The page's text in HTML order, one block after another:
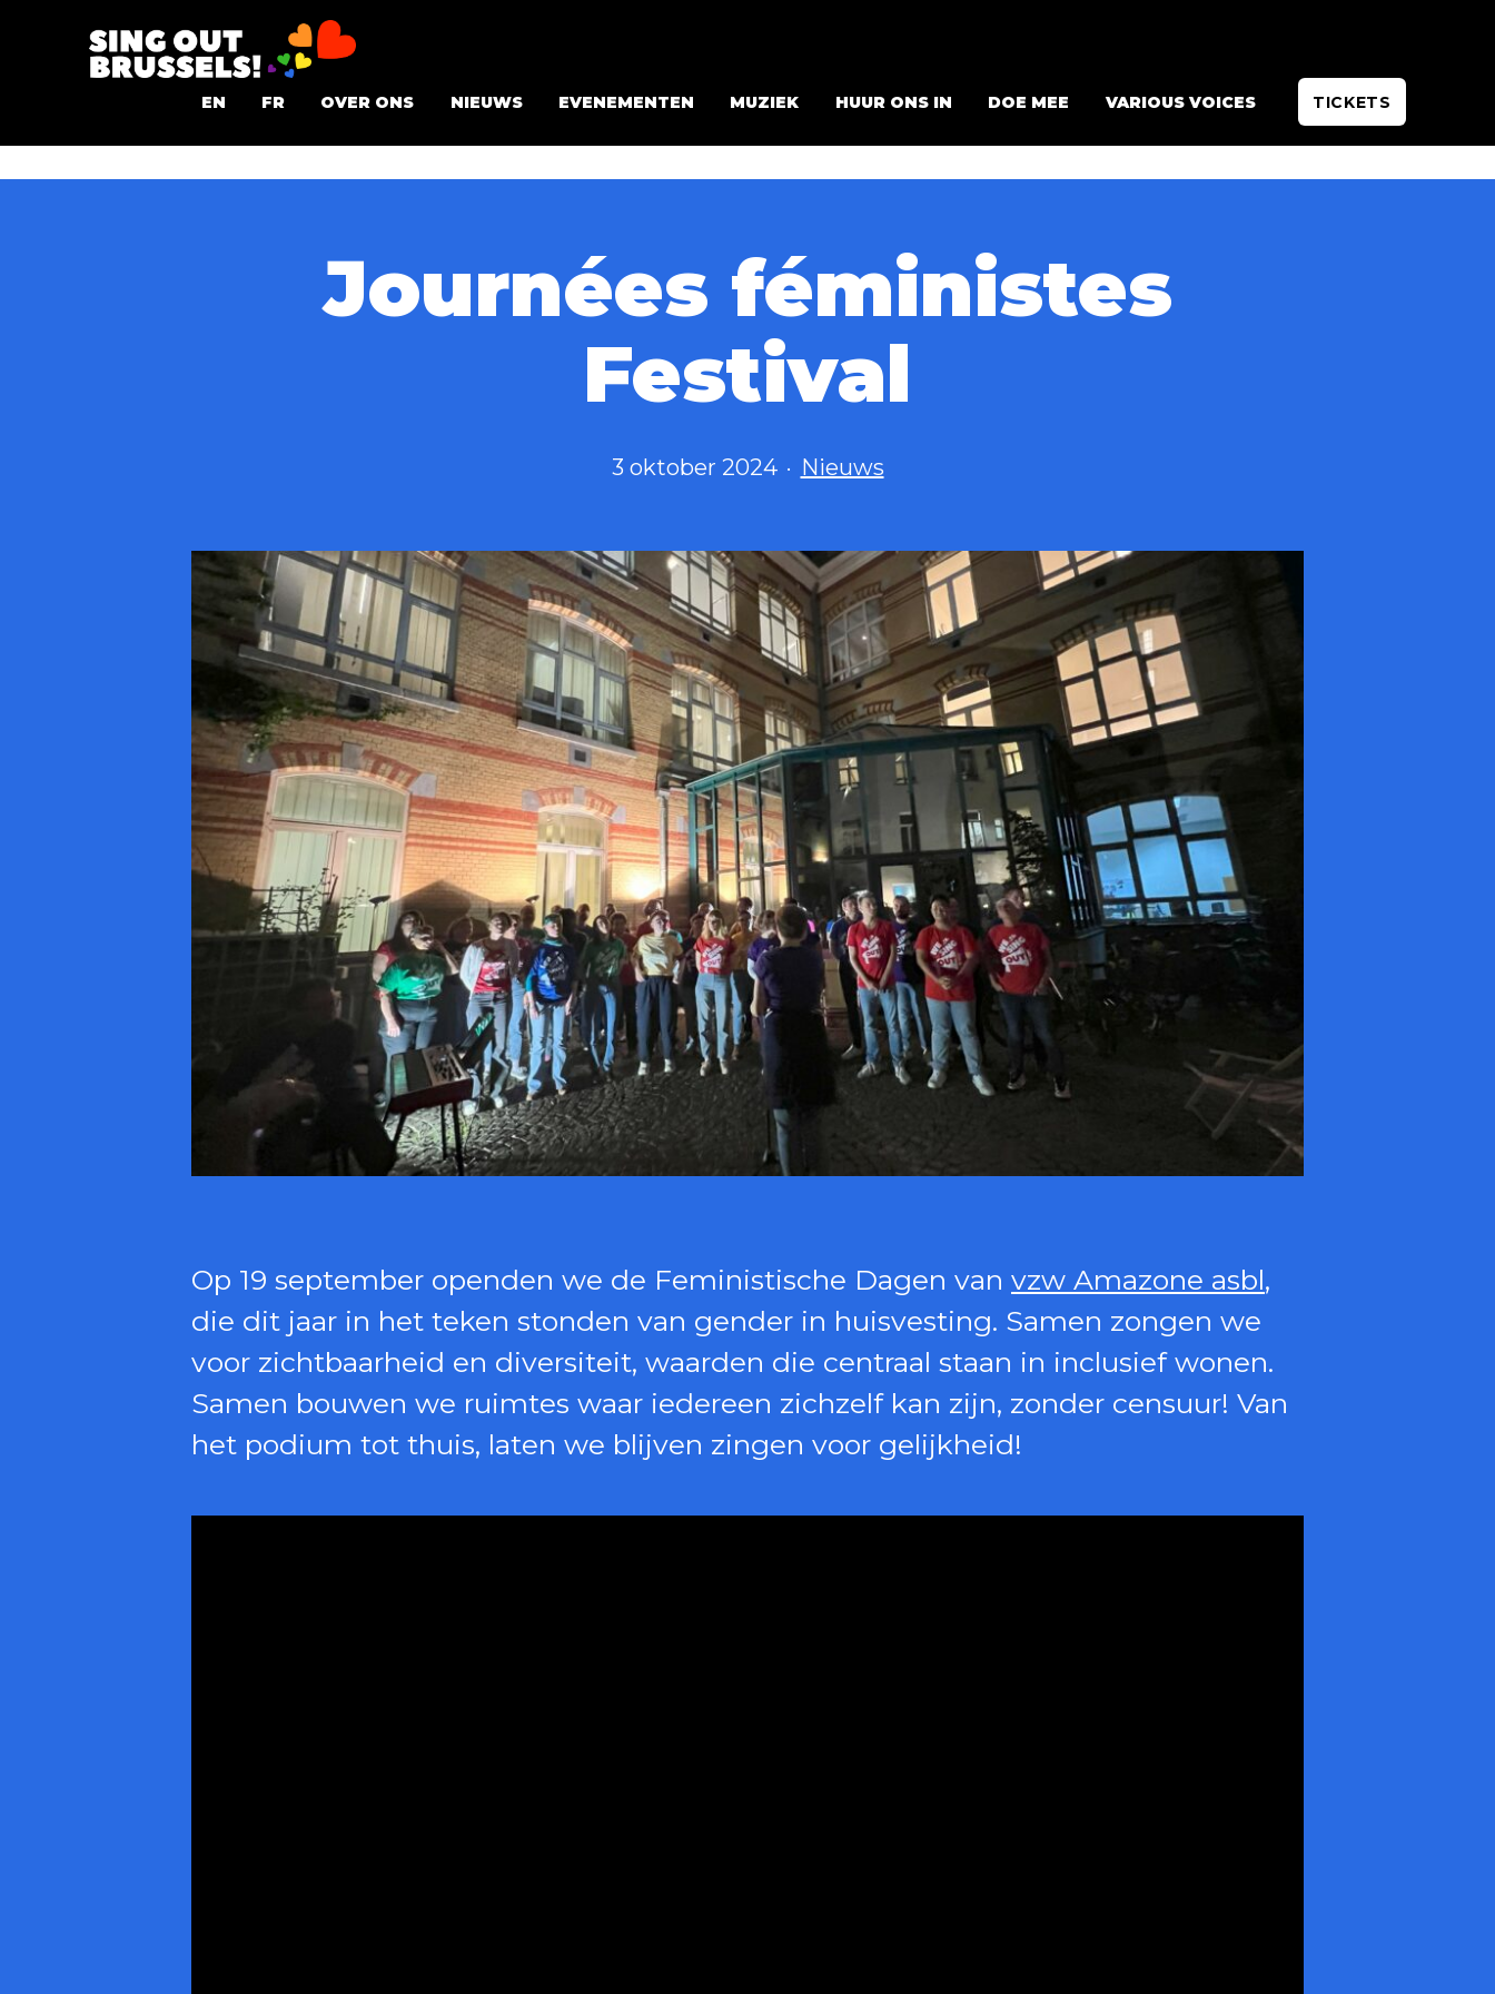
inhoudOut
Brussels!
EN FR OVER ONS NIEUWS EVENEMENTEN MUZIEK HUUR ONS IN DOE MEE VARIOUS VOICES TICKETS
Journées féministes
Festival
Gepubliceerd
3 oktober 2024
Gecategoriseerd
Nieuws
Op 19 september openden we de Feministische Dagen van vzw Amazone asbl,
die dit jaar in het teken stonden van gender in huisvesting. Samen zongen we
voor zichtbaarheid en diversiteit, waarden die centraal staan in inclusief wonen.
Samen bouwen we ruimtes waar iedereen zichzelf kan zijn, zonder censuur! Van
het podium tot thuis, laten we blijven zingen voor gelijkheid!